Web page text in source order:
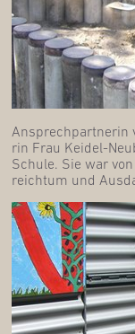
Ansprech­part­ne­rin
rin Frau Kei­del-
Schu­le. Sie war
reich­tum und